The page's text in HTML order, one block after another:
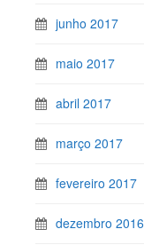
junho 2017
maio 2017
abril 2017
março 2017
fevereiro 2017
dezembro 2016